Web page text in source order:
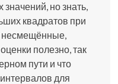
значений, но знать,
квадратов при
несмещённые,
полезно, так
пути и что
для